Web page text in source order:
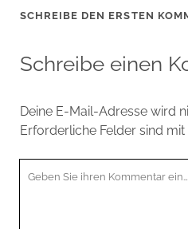
SCHREIBE DEN ERSTEN
Schreibe einen
Deine E-Mail-Adresse wird
Erforderliche Felder sind mit